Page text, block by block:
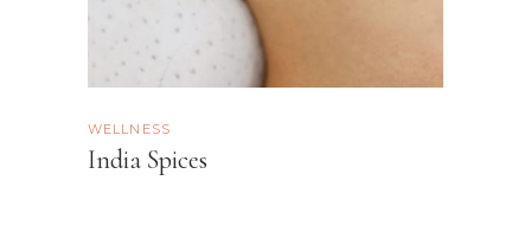
WELLNESS
India Spices